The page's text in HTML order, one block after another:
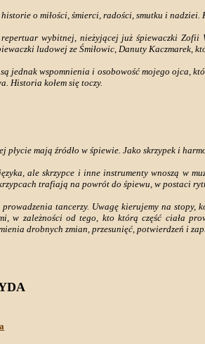
o miłości, śmierci, radości, smutku i
wybitnej, nieżyjącej już śpiewaczki
ludowej ze Śmiłowic, Danuty Kaczmarek,
jednak wspomnienia i osobowość mojego ojca,
Historia kołem się toczy.
mają źródło w śpiewie. Jako skrzypek i
ale skrzypce i inne instrumenty wnoszą w
trafiają na powrót do śpiewu, w postaci
prowadzenia tancerzy. Uwagę kierujemy na
w zależności od tego, kto którą część ciała
drobnych zmian, przesunięć, potwierdzeń i